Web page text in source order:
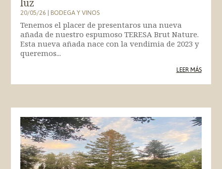
luz
20/05/26|BODEGA Y VINOS
Tenemos el placer de presentaros una nueva
añada de nuestro espumoso TERESA Brut Nature.
Esta nueva añada nace con la vendimia de 2023 y
queremos...
LEER MÁS